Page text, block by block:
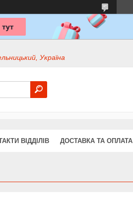
Україна
ВІДДІЛІВ ДОСТАВКА ТА ОПЛАТА